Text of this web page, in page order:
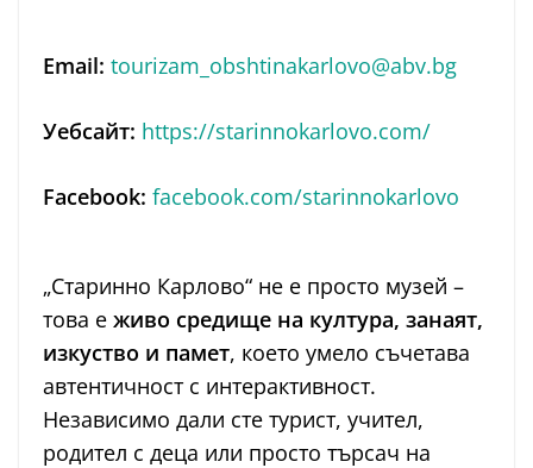
Email: tourizam_obshtinakarlovo@abv.bg
Уебсайт: https://starinnokarlovo.com/
Facebook: facebook.com/starinnokarlovo
„Старинно Карлово“ не е просто музей –
това е живо средище на култура, занаят,
изкуство и памет, което умело съчетава
автентичност с интерактивност.
Независимо дали сте турист, учител,
родител с деца или просто търсач на